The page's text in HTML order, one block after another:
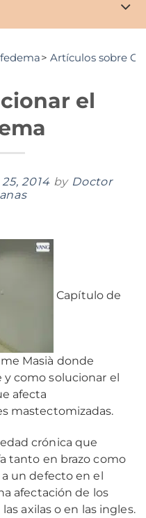
> Artículos sobre
el
2014 by Doctor
Capítulo de
Masià donde
como solucionar el
afecta
mastectomizadas.
crónica que
tanto en brazo como
un defecto en el
afectación de los
axilas o en las ingles.